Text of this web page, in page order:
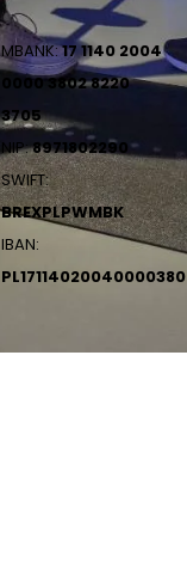
MBANK:17 1140 2004
0000 3802 8220
3705
NIP:8971802290
SWIFT:
BREXPLPWMBK
IBAN: